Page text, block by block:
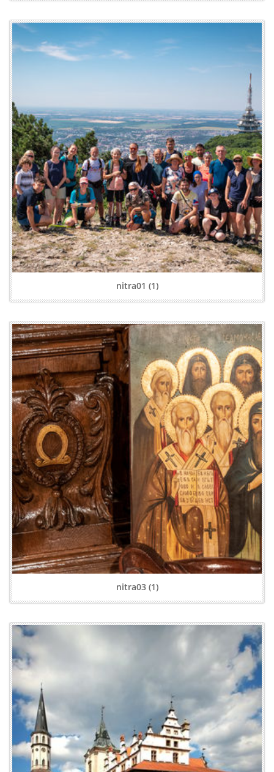
nitra01 (1)
nitra03 (1)